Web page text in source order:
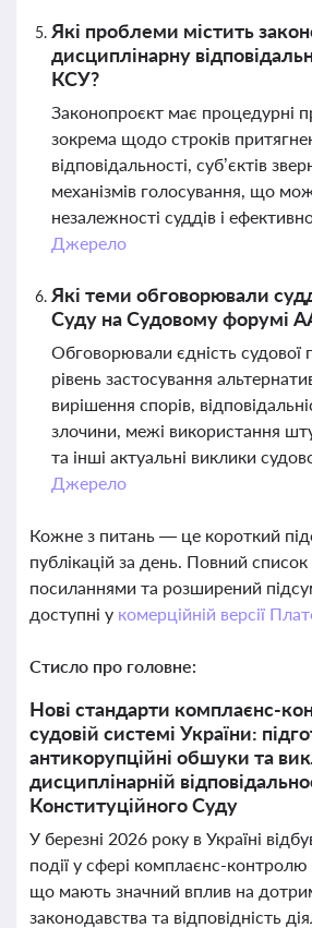
Які проблеми містить
дисциплінарну
КСУ?
Законопроєкт має процедурні
зокрема щодо строків
відповідальності, суб’єктів
механізмів голосування, що
незалежності суддів і
Джерело
Які теми обговорювали
Суду на Судовому форумі
Обговорювали єдність судової
рівень застосування
вирішення спорів,
злочини, межі використання
та інші актуальні виклики
Джерело
Кожне з питань — це короткий
публікацій за день. Повний
посиланнями та розширений
доступні у комерційній версії
Стисло про головне:
Нові стандарти комплаєнс-
судовій системі України:
антикорупційні обшуки та
дисциплінарній
Конституційного Суду
У березні 2026 року в Україні
події у сфері комплаєнс-контролю
що мають значний вплив на
законодавства та відповідність